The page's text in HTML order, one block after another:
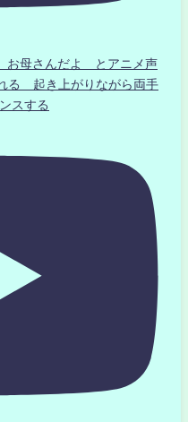
母さんだよ とアニメ声
る 起き上がりながら両手
スする